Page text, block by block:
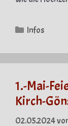
Kategorien
Infos
1.-Mai-
Kirch-
02.05.2024